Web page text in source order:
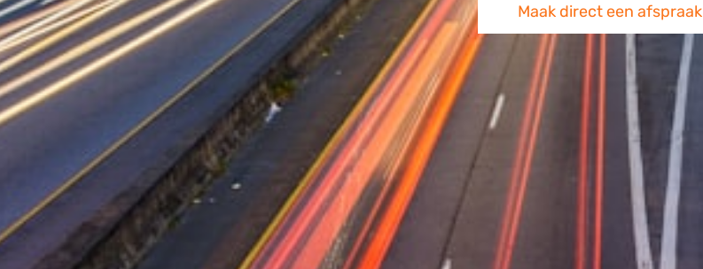
Maak direct een afspraak